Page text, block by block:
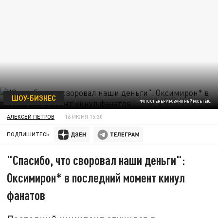
ФОТО СГЕНЕРИРОВАНО НЕЙРОСЕТЬЮ.
ШОУ-БИЗНЕС
АЛЕКСЕЙ ПЕТРОВ 16 ИЮНЯ 15:30
ПОДПИШИТЕСЬ:
"Спасибо, что своровал наши деньги":
Оксимирон* в последний момент кинул
фанатов